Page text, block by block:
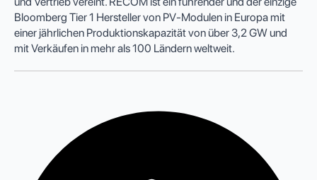
Bloomberg Tier 1 Hersteller von PV-Modulen in Europa mit
einer jährlichen Produktionskapazität von über 3,2 GW und
mit Verkäufen in mehr als 100 Ländern weltweit.